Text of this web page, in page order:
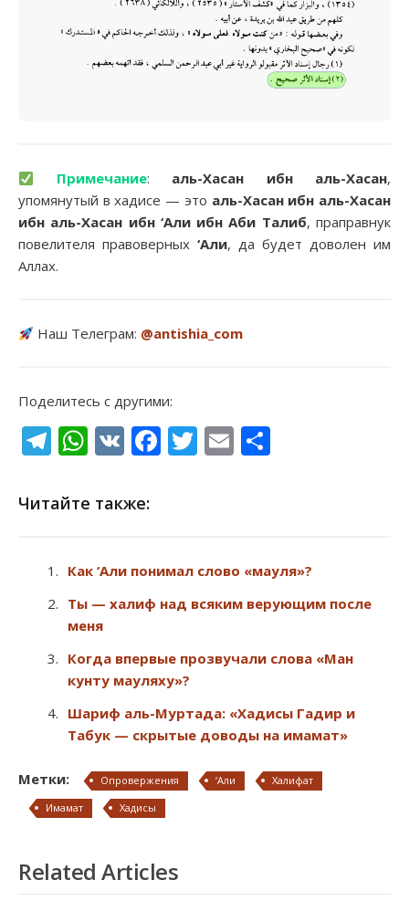
Примечание: аль-Хасан ибн аль-Хасан,
упомянутый в хадисе — это аль-Хасан ибн аль-Хасан
ибн аль-Хасан ибн ‘Али ибн Аби Талиб, праправнук
повелителя правоверных ‘Али, да будет доволен им
Аллах.
Наш Телеграм: @antishia_com
Поделитесь с другими:
Telegram
WhatsApp
VK Facebook
Twitter
Email
Читайте также:
Как ‘Али понимал слово «мауля»?
Ты — халиф над всяким верующим после
меня
Когда впервые прозвучали слова «Ман
кунту мауляху»?
Шариф аль-Муртада: «Хадисы Гадир и
Табук — скрытые доводы на имамат»
Метки: Опровержения ‘Али
Халифат
Имамат
Хадисы
Related Articles